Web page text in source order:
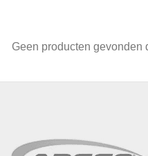
Geen producten gevonden